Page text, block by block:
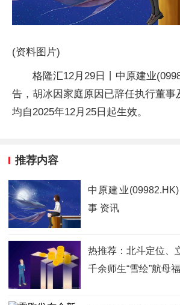
(资料图片)
格隆汇12月29日丨中原建业
告，胡冰因家庭原因已辞任执行董事
均自2025年12月25日起生效。
推荐内容
中原建业
事 资讯
热推荐：北斗定位
千余师生“雪绘”航母